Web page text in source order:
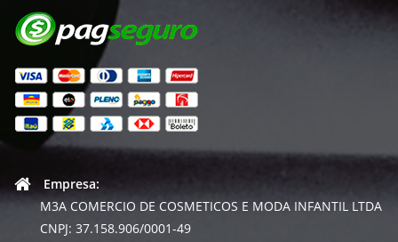
Empresa:
M3A COMERCIO DE COSMETICOS E MODA INFANTIL LTDA
CNPJ: 37.158.906/0001-49